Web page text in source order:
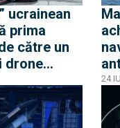
ucrainean
prima
către un
drone
3.000
24